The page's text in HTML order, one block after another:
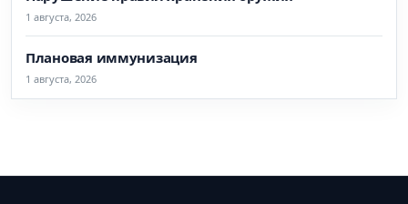
1 августа, 2026
Плановая иммунизация
1 августа, 2026